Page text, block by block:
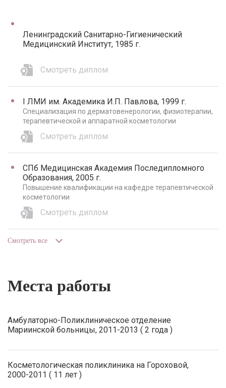
Смотреть диплом
Ленинградский Санитарно-Гигиенический
Медицинский Институт, 1985 г.
Смотреть диплом
I ЛМИ им. Академика И.П. Павлова, 1999 г.
Специализация по дерматовенерологии, физиотерапии,
терапевтической и аппаратной косметологии
Смотреть диплом
СПб Медицинская Академия Последипломного
Образования, 2005 г.
Повышение квалификации на кафедре терапевтической
косметологии
Смотреть все
Места работы
Амбулаторно-Поликлиническое отделение
Мариинской больницы, 2011-2013 ( 2 года )
Косметологическая поликлиника на Гороховой,
2000-2011 ( 11 лет )